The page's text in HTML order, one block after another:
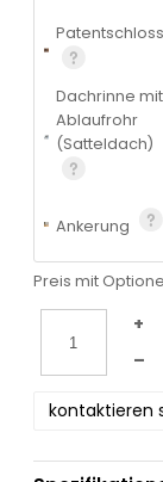
Patentschloss
Dachrinne mit
Ablaufrohr
(Satteldach)
Ankerung
Preis mit
+
–
kontaktieren